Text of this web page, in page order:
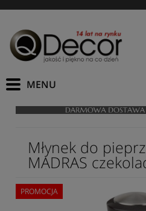
Młynek do
MADRAS
PROMOCJA